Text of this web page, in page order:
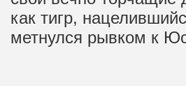
как тигр,
метнулся рывком к